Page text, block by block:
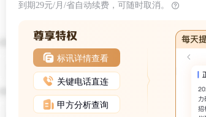
到期29元/月/省自动续费，可随时取消。
标讯详情查看
关键电话直连
甲方分析查询